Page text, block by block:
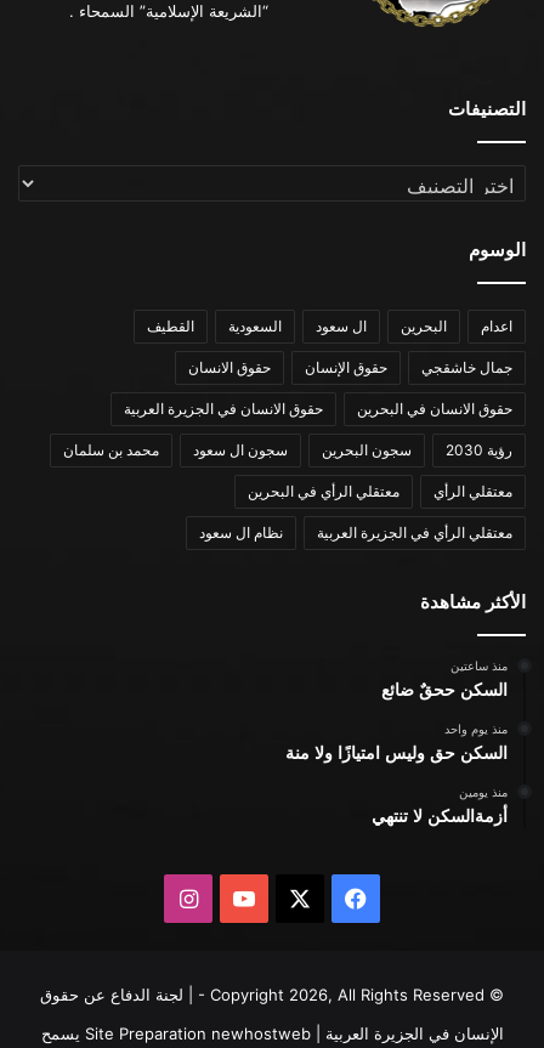
“الشريعة الإسلامية” السمحاء .
التصنيفات
التصنيفات
الوسوم
اعدام البحرين ال سعود السعودية القطيف
جمال خاشقجي حقوق الإنسان حقوق الانسان
حقوق الانسان في البحرين حقوق الانسان في الجزيرة العربية
رؤية 2030 سجون البحرين سجون ال سعود محمد بن سلمان
معتقلي الرأي معتقلي الرأي في البحرين
معتقلي الرأي في الجزيرة العربية نظام ال سعود
الأكثر مشاهدة
منذ ساعتين
السكن ححقٌ ضائع
منذ يوم واحد
السكن حق وليس امتيازًا ولا منة
منذ يومين
أزمةالسكن لا تنتهي
فيسبوك يوتيوبانستقرام
© Copyright 2026, All Rights Reserved - | لجنة الدفاع عن حقوق
الإنسان في الجزيرة العربية | Site Preparationnewhostweb يسمح